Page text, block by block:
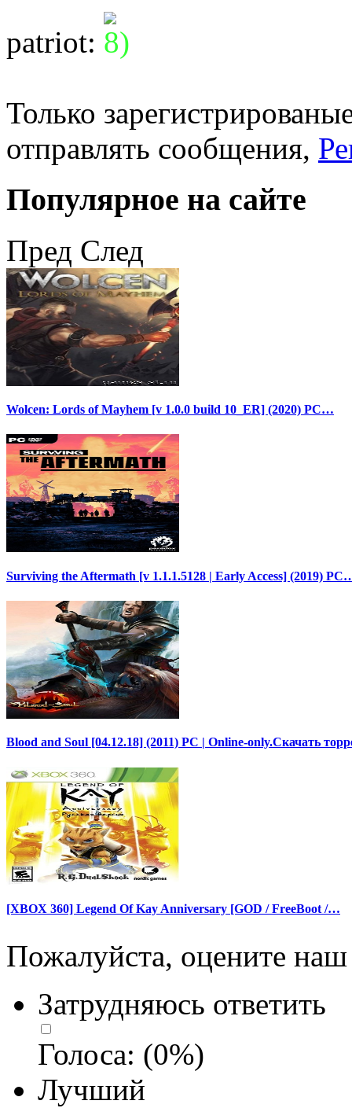
patriot:
Только
отправлять сообщения,
Популярное на сайте
Пред След
Wolcen: Lords of Mayhem [v 1.0.0 build 10_ER] (2020) PC…
Surviving the Aftermath [v 1.1.1.5128 | Early Access] (2019)
Blood and Soul [04.12.18] (2011) PC | Online-only.Скачать
[XBOX 360] Legend Of Kay Anniversary [GOD / FreeBoot /…
Пожалуйста, оцените наш
Затрудняюсь ответить
Голоса: (0%)
Лучший